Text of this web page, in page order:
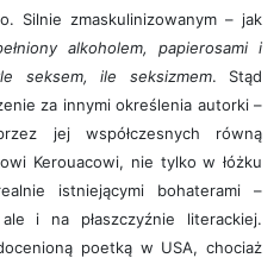
Silnie zmaskulinizowanym – jak
alkoholem, papierosami i
seksem, ile seksizmem. Stąd
za innymi określenia autorki –
jej współczesnych równą
Kerouacowi, nie tylko w łóżku
istniejącymi bohaterami –
i na płaszczyźnie literackiej.
poetką w USA, chociaż